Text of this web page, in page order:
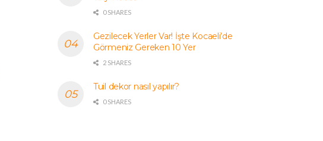
0 SHARES
Gezilecek Yerler Var! İşte Kocaeli’de
Görmeniz Gereken 10 Yer
2 SHARES
Tuil dekor nasıl yapılır?
0 SHARES